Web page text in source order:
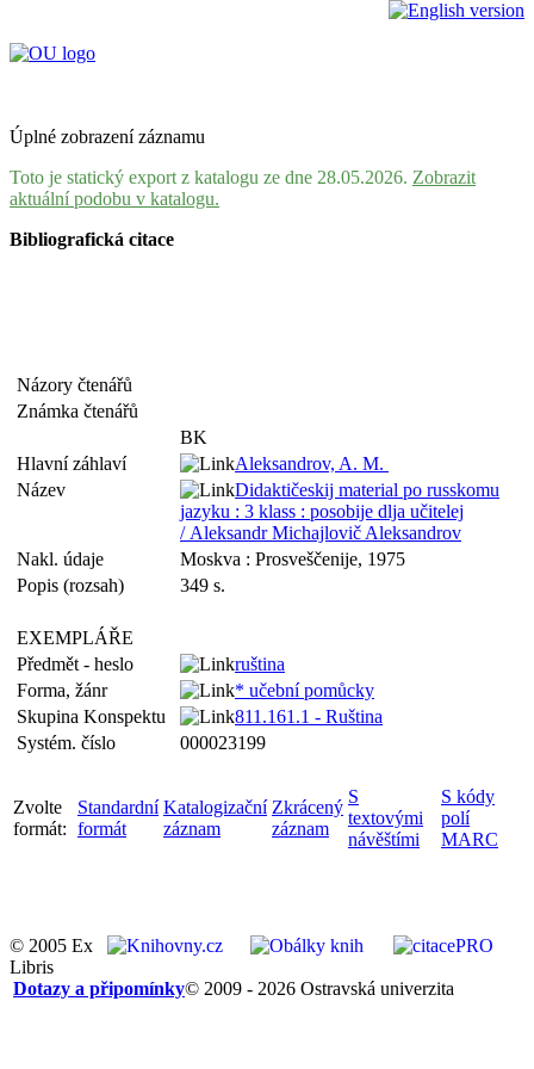
Úplné zobrazení záznamu
Toto je statický export z katalogu ze dne 28.05.2026. Zobrazit
aktuální podobu v katalogu.
Bibliografická citace
Názory čtenářů
Známka čtenářů
BK
Hlavní záhlaví
Aleksandrov, A. M.
Název
Didaktičeskij material po russkomu
jazyku : 3 klass : posobije dlja učitelej
/ Aleksandr Michajlovič Aleksandrov
Nakl. údaje
Moskva : Prosveščenije, 1975
Popis (rozsah)
349 s.
EXEMPLÁŘE
Předmět - heslo
ruština
Forma, žánr
* učební pomůcky
Skupina Konspektu
811.161.1 - Ruština
Systém. číslo
000023199
Zvolte
formát:
Standardní
formát
Katalogizační
záznam
Zkrácený
záznam
S
textovými
návěštími
S kódy
polí
MARC
© 2005 Ex
Libris
© 2009 - 2026 Ostravská univerzita
Dotazy a připomínky